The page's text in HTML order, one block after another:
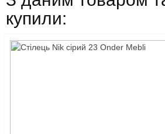
купили: